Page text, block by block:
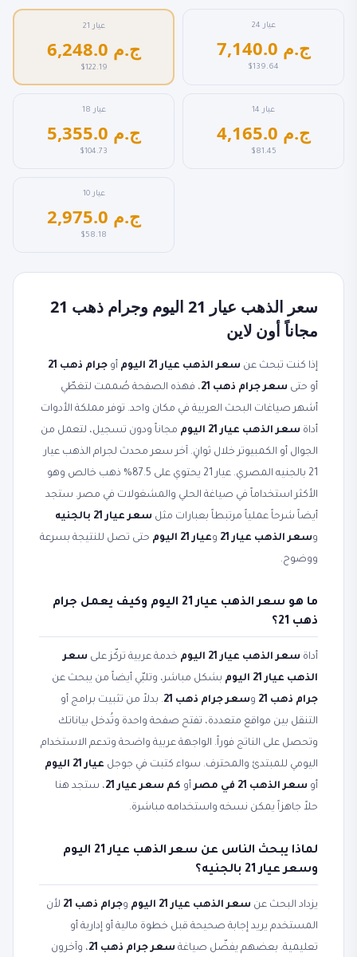
عيار 21
6,248.0 ج.م
$122.19
عيار 24
7,140.0 ج.م
$139.64
عيار 18
5,355.0 ج.م
$104.73
عيار 14
4,165.0 ج.م
$81.45
عيار 10
2,975.0 ج.م
$58.18
سعر الذهب عيار 21 اليوم وجرام ذهب 21
مجاناً أون لاين
إذا كنت تبحث عن سعر الذهب عيار 21 اليوم أو جرام ذهب 21
أو حتى سعر جرام ذهب 21
، فهذه الصفحة صُممت لتغطّي
أشهر صياغات البحث العربية في مكان واحد. توفر مملكة الأدوات
أداة سعر الذهب عيار 21 اليوم
مجاناً ودون تسجيل، لتعمل من
الجوال أو الكمبيوتر خلال ثوانٍ. آخر سعر محدث لجرام الذهب عيار
21 بالجنيه المصري. عيار 21 يحتوي على 87.5% ذهب خالص وهو
الأكثر استخداماً في صياغة الحلي والمشغولات في مصر. ستجد
أيضاً شرحاً عملياً مرتبطاً بعبارات مثل سعر عيار 21 بالجنيه
وسعر الذهب عيار 21 وعيار 21 اليوم
حتى تصل للنتيجة بسرعة
ووضوح.
ما هو سعر الذهب عيار 21 اليوم وكيف يعمل جرام
ذهب 21؟
أداة سعر الذهب عيار 21 اليوم خدمة عربية تركّز على سعر
الذهب عيار 21 اليوم
بشكل مباشر، وتلبّي أيضاً من يبحث عن
جرام ذهب 21
وسعر جرام ذهب 21
. بدلاً من تثبيت برامج أو
التنقل بين مواقع متعددة، تفتح صفحة واحدة وتُدخل بياناتك
وتحصل على الناتج فوراً. الواجهة عربية واضحة وتدعم الاستخدام
اليومي للمبتدئ والمحترف. سواء كتبت في جوجل عيار 21 اليوم
أو سعر الذهب 21 في مصر أو كم سعر عيار 21
، ستجد هنا
حلاً جاهزاً يمكن نسخه واستخدامه مباشرة.
لماذا يبحث الناس عن سعر الذهب عيار 21 اليوم
وسعر عيار 21 بالجنيه؟
يزداد البحث عن سعر الذهب عيار 21 اليوم وجرام ذهب 21
لأن
المستخدم يريد إجابة صحيحة قبل خطوة مالية أو إدارية أو
تعليمية. بعضهم يفضّل صياغة سعر جرام ذهب 21
، وآخرون